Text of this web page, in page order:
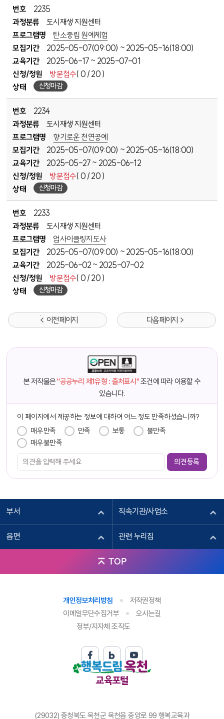
번호
2235
과정분류
도시재생 지원센터
프로그램명
탄소중립 원예체험
모집기간
2025-05-07(09:00) ~ 2025-05-16(18:00)
교육기간
2025-06-17 ~ 2025-07-01
신청/정원
방문접수( 0 / 20 )
상태
신청마감
번호
2234
과정분류
도시재생 지원센터
프로그램명
향기로운 천연공예
모집기간
2025-05-07(09:00) ~ 2025-05-16(18:00)
교육기간
2025-05-27 ~ 2025-06-12
신청/정원
방문접수( 0 / 20 )
상태
신청마감
번호
2233
과정분류
도시재생 지원센터
프로그램명
업사이클링지도사
모집기간
2025-05-07(09:00) ~ 2025-05-16(18:00)
교육기간
2025-06-02 ~ 2025-07-02
신청/정원
방문접수( 0 / 20 )
상태
신청마감
이전 페이지 다음 페이지
본 저작물은"공공누리 제1유형 : 출처표시"조건에 따라 이용할 수
있습니다.
이 페이지에서 제공하는 정보에 대하여 어느 정도 만족하셨습니까?
매우만족 만족 보통
불만족
매우불만족
부서 직속기관/사업소
읍면 관련 누리집
TOP
교육포털
개인정보처리방침
저작권정책
이메일무단수집거부
오시는길
정부/지자체 조직도
(29032) 충청북도 옥천군 옥천읍 중앙로 99 행복교육과